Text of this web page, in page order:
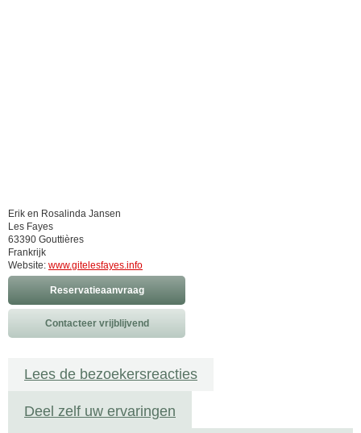
Erik en Rosalinda Jansen
Les Fayes
63390 Gouttières
Frankrijk
Website: www.gitelesfayes.info
Reservatieaanvraag
Contacteer vrijblijvend
Lees de bezoekersreacties
Deel zelf uw ervaringen